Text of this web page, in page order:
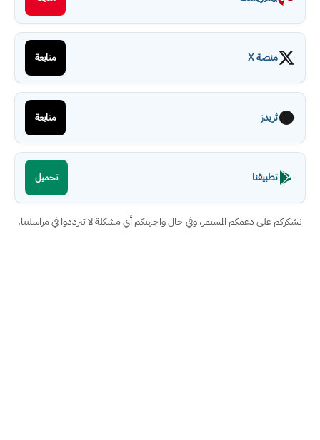
منصة X متابعة
ثريدز متابعة
تطبيقنا تحميل
نشكركم على دعمكم المستمر، وفي حال واجهتكم أي مشكلة لا تترددوا في مراسلتنا.